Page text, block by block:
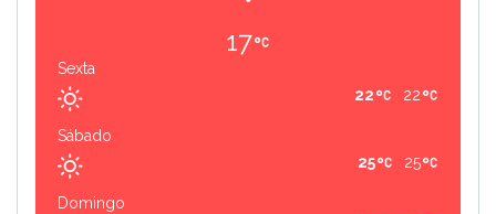
17
Sexta
22
22
Sábado
25
25
Domingo